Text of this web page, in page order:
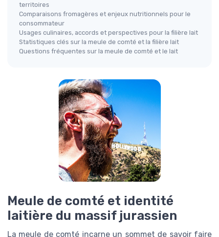
territoires
Comparaisons fromagères et enjeux nutritionnels pour le
consommateur
Usages culinaires, accords et perspectives pour la filière lait
Statistiques clés sur la meule de comté et la filière lait
Questions fréquentes sur la meule de comté et le lait
Meule de comté et identité
laitière du massif jurassien
La meule de comté incarne un sommet de savoir faire